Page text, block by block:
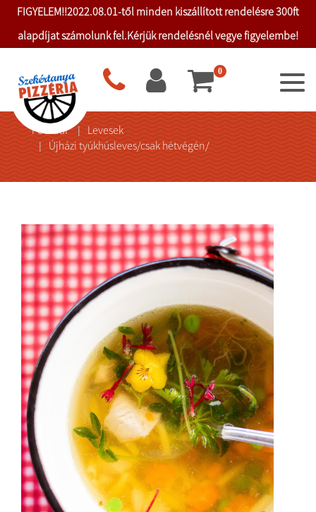
FIGYELEM!!2022.08.01-től minden kiszállított rendelésre 300ft
alapdíjat számolunk fel.Kérjük rendelésnél vegye figyelembe!
0
Főoldal
Levesek
Újházi tyúkhúsleves/csak hétvégén/